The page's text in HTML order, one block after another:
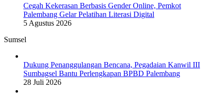
Cegah Kekerasan Berbasis Gender Online, Pemkot
Palembang Gelar Pelatihan Literasi Digital
5 Agustus 2026
Sumsel
Dukung Penanggulangan Bencana, Pegadaian Kanwil III
Sumbagsel Bantu Perlengkapan BPBD Palembang
28 Juli 2026